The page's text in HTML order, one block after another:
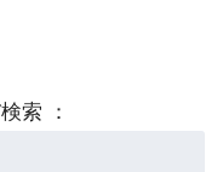
検索 ：